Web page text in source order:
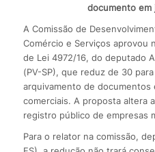
documento em
A Comissão de
Comércio e Serviços aprovou
de Lei 4972/16, do deputado
(PV-SP), que reduz de 30
arquivamento de documentos
comerciais. A proposta altera
registro público de empresas
Para o relator na comissão,